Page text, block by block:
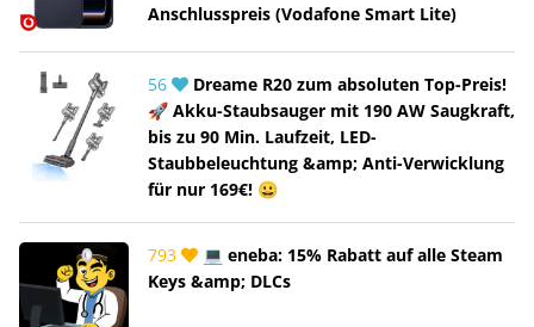
Anschlusspreis (Vodafone Smart Lite)
56
Dreame R20 zum absoluten Top-Preis!
🚀 Akku-Staubsauger mit 190 AW Saugkraft,
bis zu 90 Min. Laufzeit, LED-
Staubbeleuchtung &amp; Anti-Verwicklung
für nur 169€! 😀
793
💻 eneba: 15% Rabatt auf alle Steam
Keys &amp; DLCs